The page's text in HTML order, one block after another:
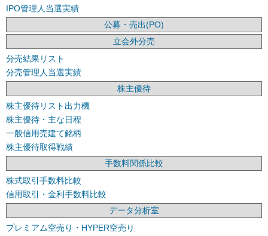
IPO管理人当選実績
公募・売出(PO)
立会外分売
分売結果リスト
分売管理人当選実績
株主優待
株主優待リスト出力機
株主優待・主な日程
一般信用売建て銘柄
株主優待取得戦績
手数料関係比較
株式取引手数料比較
信用取引・金利手数料比較
データ分析室
プレミアム空売り・HYPER空売り